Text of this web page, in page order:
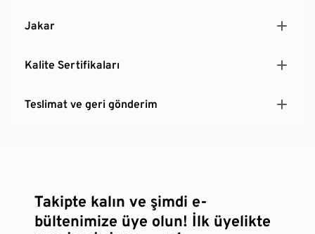
Jakar
Kalite Sertifikaları
Teslimat ve geri gönderim
Takipte kalın ve şimdi e-
bültenimize üye olun! İlk üyelikte